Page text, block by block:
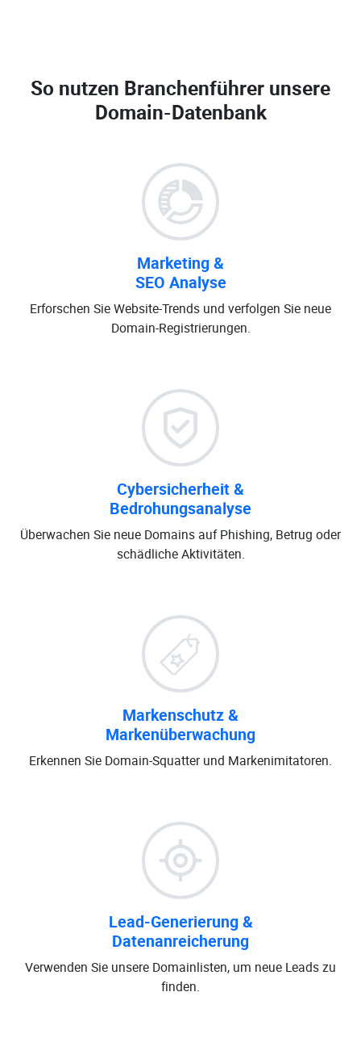
So nutzen Branchenführer unsere
Domain-Datenbank
Marketing &
SEO Analyse
Erforschen Sie Website-Trends und verfolgen Sie neue
Domain-Registrierungen.
Cybersicherheit &
Bedrohungsanalyse
Überwachen Sie neue Domains auf Phishing, Betrug oder
schädliche Aktivitäten.
Markenschutz &
Markenüberwachung
Erkennen Sie Domain-Squatter und Markenimitatoren.
Lead-Generierung &
Datenanreicherung
Verwenden Sie unsere Domainlisten, um neue Leads zu
finden.